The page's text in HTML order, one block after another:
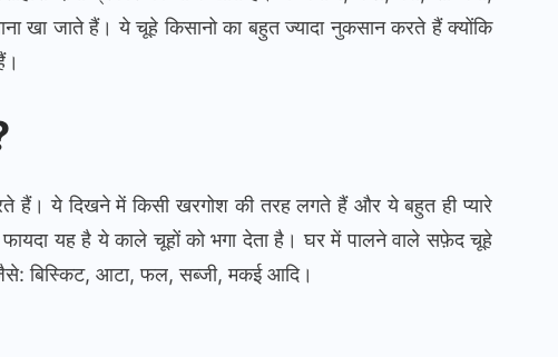
खा जाते हैं। ये चूहे किसानो का बहुत ज्यादा नुकसान करते हैं क्योंकि
हैं। ये दिखने में किसी खरगोश की तरह लगते हैं और ये बहुत ही प्यारे
यह है ये काले चूहों को भगा देता है। घर में पालने वाले सफ़ेद चूहे
बिस्किट, आटा, फल, सब्जी, मकई आदि।